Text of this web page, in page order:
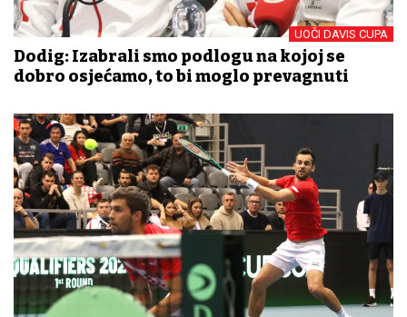
UOČI DAVIS CUPA
Dodig: Izabrali smo podlogu na kojoj se
dobro osjećamo, to bi moglo prevagnuti